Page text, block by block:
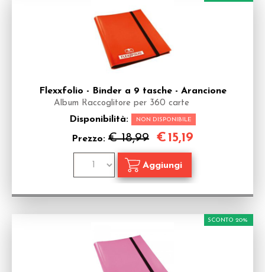
Flexxfolio - Binder a 9 tasche - Arancione
Album Raccoglitore per 360 carte
Disponibilità: NON DISPONIBILE
Prezzo: € 18,99 €15,19
SCONTO 20%